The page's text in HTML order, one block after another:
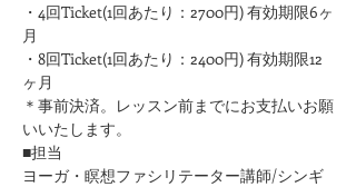
・4回Ticket(1回あたり：2700円) 有効期限6ヶ
月
・8回Ticket(1回あたり：2400円) 有効期限12
ヶ月
＊事前決済。レッスン前までにお支払いお願
いいたします。
■担当
ヨーガ・瞑想ファシリテーター講師/シンギ